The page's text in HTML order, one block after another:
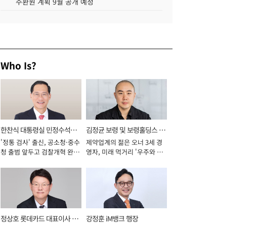
Who Is?
한찬식 대통령실 민정수석비
서관
'정통 검사' 출신, 공소청·중수
청 출범 앞두고 검찰개혁 완수
김정균 보령 및 보령홀딩스 대
표이사 사장
제약업계의 젊은 오너 3세 경
영자, 미래 먹거리 '우주와 헬
정상호 롯데카드 대표이사 사
강정훈 iM뱅크 행장